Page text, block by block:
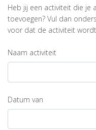
Heb jij een activiteit die je
toevoegen? Vul dan
voor dat de activiteit
Naam activiteit
Datum van